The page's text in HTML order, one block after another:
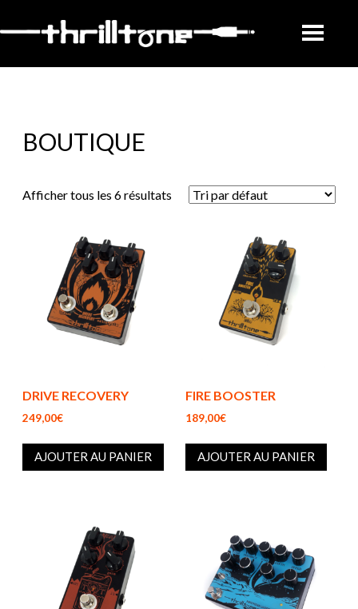
BOUTIQUE
Afficher tous les 6 résultats
DRIVE RECOVERY
249,00€
AJOUTER AU PANIER
FIRE BOOSTER
189,00€
AJOUTER AU PANIER